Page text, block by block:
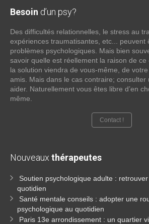
Besoin d’un psy?
Des difficultés relationnelles, le stress au
expériences traumatisantes, etc... peuvent
problèmes psychologiques. Mais bien
savoir quelle est réellement la raison de ce
la solution viendra de vous-même, de
amis. Mais dans le cas contraire; consulter
aider. Naturellement vous êtes libre d’en
même.
Contact !
Nouveaux thérapeutes
Soutien psychologique adulte :
quotidien
Santé mentale conseils : adopter une
psychologique au quotidien
Paris 13e arrondissement : un quartier